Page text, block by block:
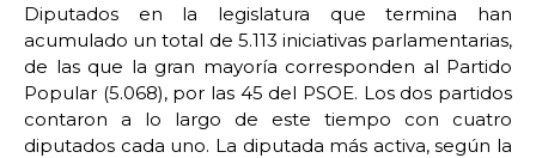
Diputados en la legislatura que termina han
acumulado un total de 5.113 iniciativas parlamentarias,
de las que la gran mayoría corresponden al Partido
Popular (5.068), por las 45 del PSOE. Los dos partidos
contaron a lo largo de este tiempo con cuatro
diputados cada uno. La diputada más activa, según la